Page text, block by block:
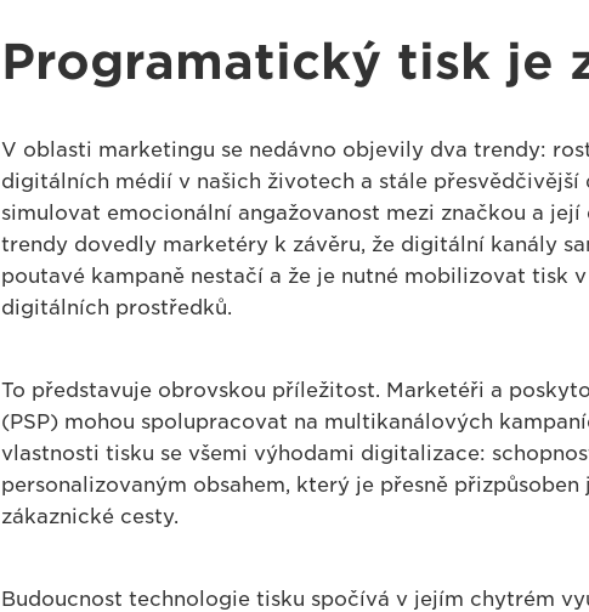
Programatický tisk je
V oblasti marketingu se nedávno objevily dva trendy:
digitálních médií v našich životech a stále přesvědčivější
simulovat emocionální angažovanost mezi značkou a
trendy dovedly marketéry k závěru, že digitální kanály
poutavé kampaně nestačí a že je nutné mobilizovat tisk
digitálních prostředků.
To představuje obrovskou příležitost. Marketéři a
(PSP) mohou spolupracovat na multikanálových
vlastnosti tisku se všemi výhodami digitalizace:
personalizovaným obsahem, který je přesně
zákaznické cesty.
Budoucnost technologie tisku spočívá v jejím chytrém